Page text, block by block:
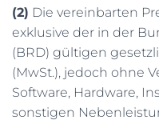
(2) Die vereinbarten
exklusive der in der
(BRD) gültigen
(MwSt.), jedoch ohne
Software, Hardware,
sonstigen